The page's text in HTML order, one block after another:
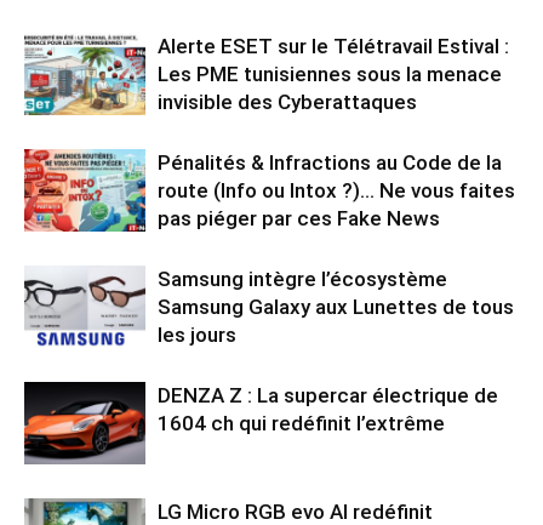
Alerte ESET sur le Télétravail Estival :
Les PME tunisiennes sous la menace
invisible des Cyberattaques
Pénalités & Infractions au Code de la
route (Info ou Intox ?)… Ne vous faites
pas piéger par ces Fake News
Samsung intègre l’écosystème
Samsung Galaxy aux Lunettes de tous
les jours
DENZA Z : La supercar électrique de
1604 ch qui redéfinit l’extrême
LG Micro RGB evo AI redéfinit